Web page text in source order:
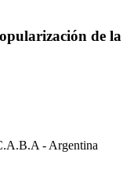
de la
- Argentina